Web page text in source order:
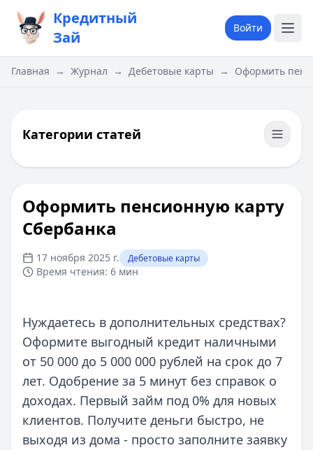
Кредитный
Зай
Войти
Главная → Журнал → Дебетовые карты → Оформить
Категории статей
Оформить пенсионную карту
Сбербанка
17 ноября 2025 г. Дебетовые карты
Время чтения: 6 мин
Нуждаетесь в дополнительных средствах?
Оформите выгодный кредит наличными
от 50 000 до 5 000 000 рублей на срок до 7
лет. Одобрение за 5 минут без справок о
доходах. Первый займ под 0% для новых
клиентов. Получите деньги быстро, не
выходя из дома - просто заполните заявку